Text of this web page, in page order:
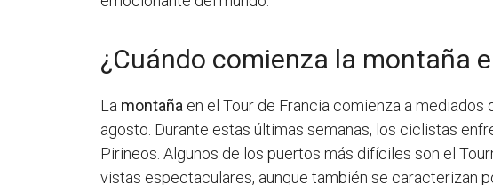
¿Cuándo comienza la montaña
La montaña en el Tour de Francia comienza a
agosto. Durante estas últimas semanas, los ciclistas
Pirineos. Algunos de los puertos más difíciles son el
vistas espectaculares, aunque también se caracterizan